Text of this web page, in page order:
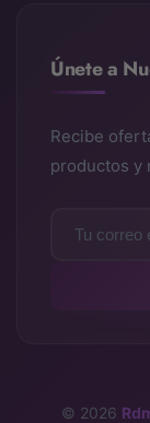
Únete a
Recibe
productos y
© 2026